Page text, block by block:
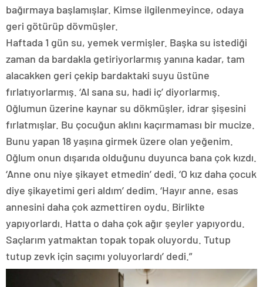
bağırmaya başlamışlar. Kimse ilgilenmeyince, odaya
geri götürüp dövmüşler.
Haftada 1 gün su, yemek vermişler. Başka su istediği
zaman da bardakla getiriyorlarmış yanına kadar, tam
alacakken geri çekip bardaktaki suyu üstüne
fırlatıyorlarmış. ‘Al sana su, hadi iç’ diyorlarmış.
Oğlumun üzerine kaynar su dökmüşler, idrar şişesini
fırlatmışlar. Bu çocuğun aklını kaçırmaması bir mucize.
Bunu yapan 18 yaşına girmek üzere olan yeğenim.
Oğlum onun dışarıda olduğunu duyunca bana çok kızdı.
‘Anne onu niye şikayet etmedin’ dedi. ‘O kız daha çocuk
diye şikayetimi geri aldım’ dedim. ‘Hayır anne, esas
annesini daha çok azmettiren oydu. Birlikte
yapıyorlardı. Hatta o daha çok ağır şeyler yapıyordu.
Saçlarım yatmaktan topak topak oluyordu. Tutup
tutup zevk için saçımı yoluyorlardı’ dedi.”